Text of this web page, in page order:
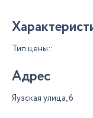
Тип цены::
Адрес
Яузская улица, 6